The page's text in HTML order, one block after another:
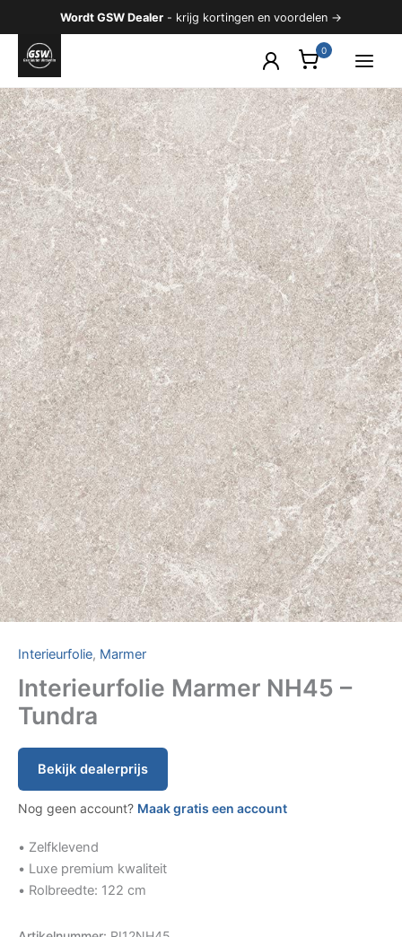
naar
inhoud
Wordt GSW Dealer - krijg kortingen en voordelen →
Interieurfolie, Marmer
Interieurfolie Marmer NH45 –
Tundra
Bekijk dealerprijs
Nog geen account? Maak gratis een account
• Zelfklevend
• Luxe premium kwaliteit
• Rolbreedte: 122 cm